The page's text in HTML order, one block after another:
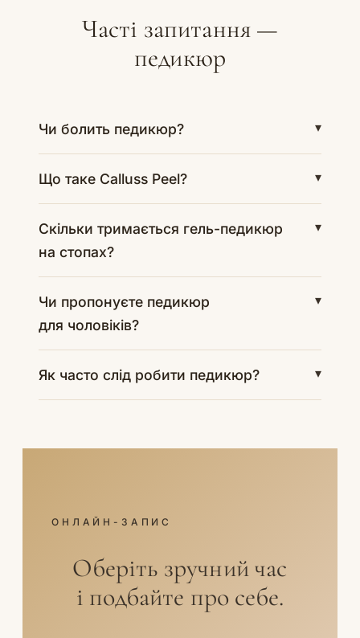
Часті запитання —
педикюр
Чи болить педикюр?
Що таке Calluss Peel?
Скільки тримається гель-педикюр
на стопах?
Чи пропонуєте педикюр
для чоловіків?
Як часто слід робити педикюр?
ОНЛАЙН-ЗАПИС
Оберіть зручний час
і подбайте про себе.